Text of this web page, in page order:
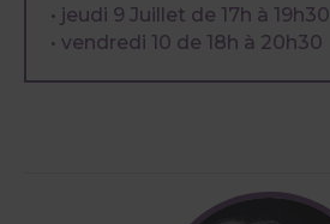
• jeudi 9 Juillet de 17h à 19h30
• vendredi 10 de 18h à 20h30